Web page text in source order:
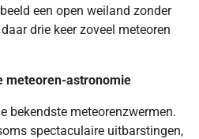
een open weiland zonder
drie keer zoveel meteoren
meteoren-astronomie
bekendste meteorenzwermen.
spectaculaire uitbarstingen,